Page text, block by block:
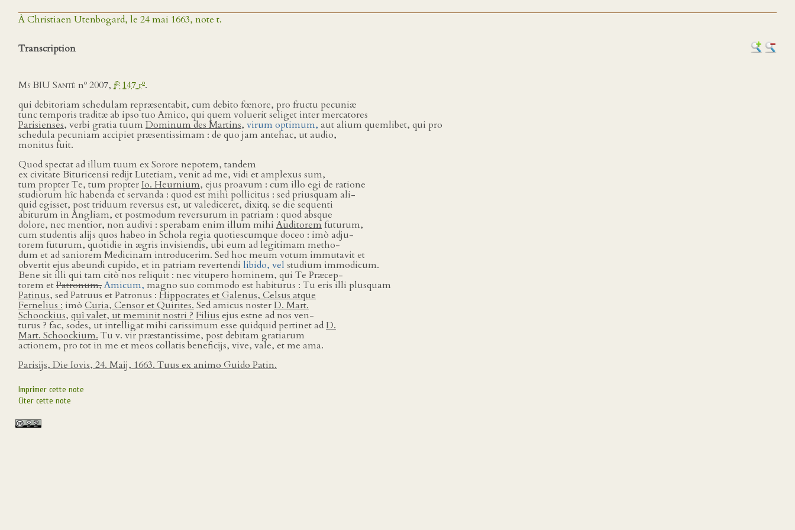
À Christiaen Utenbogard, le 24 mai 1663, note t.
Transcription
Ms BIU Santé no 2007, fo147 ro.
qui debitoriam schedulam repræsentabit, cum debito fœnore, pro fructu pecuniæ
tunc temporis traditæ ab ipso tuo Amico, qui quem voluerit seliget inter mercatores
Parisienses, verbi gratia tuum Dominum des Martins, virum optimum, aut alium quemlibet, qui pro
schedula pecuniam accipiet præsentissimam : de quo jam antehac, ut audio,
monitus fuit.
Quod spectat ad illum tuum ex Sorore nepotem, tandem
ex civitate Bituricensi redĳt Lutetiam, venit ad me, vidi et amplexus sum,
tum propter Te, tum propterIo. Heurnium, ejus proavum : cum illo egi de ratione
studiorum hîc habenda et servanda : quod est mihi pollicitus : sed priusquam ali-
quid egisset, post triduum reversus est, ut valediceret, dixitq. se die sequenti
abiturum in Angliam, et postmodum reversurum in patriam : quod absque
dolore, nec mentior, non audivi : sperabam enim illum mihi Auditoremfuturum,
cum studentis alĳs quos habeo in Schola regia quotiescumque doceo : imò adju-
torem futurum, quotidie in ægris invisiendis, ubi eum ad legitimam metho-
dum et ad saniorem Medicinam introducerim. Sed hoc meum votum immutavit et
obvertit ejus abeundi cupido, et in patriam revertendi libido, vel studium immodicum.
Bene sit illi qui tam citò nos reliquit : nec vitupero hominem, qui Te Præcep-
torem etPatronum,Amicum, magno suo commodo est habiturus : Tu eris illi plusquam
Patinus, sed Patruus et Patronus : Hippocrates et Galenus, Celsus atque
Fernelius : imò Curia, Censor et Quirites. Sed amicus nosterD. Mart.
Schoockius, quî valet, ut meminit nostri ? Filius ejus estne ad nos ven-
turus ? fac, sodes, ut intelligat mihi carissimum esse quidquid pertinet adD.
Mart. Schoockium. Tu v. vir præstantissime, post debitam gratiarum
actionem, pro tot in me et meos collatis beneficĳs, vive, vale, et me ama.
Parisĳs, Die Iovis, 24. Maĳ, 1663. Tuus ex animo Guido Patin.
Imprimer cette note
Citer cette note